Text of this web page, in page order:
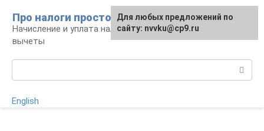
контенту
Про налоги просто
Начисление и уплата налогов, налоговые
вычеты
English
Для любых предложений по
сайту: nvvku@cp9.ru